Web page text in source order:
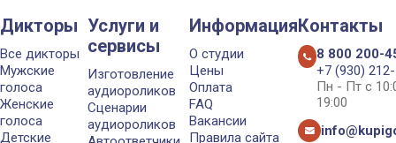
Дикторы
Все дикторы
Мужские
голоса
Женские
голоса
Детские
Услуги и
сервисы
Изготовление
аудиороликов
Сценарии
аудиороликов
Информация
О студии
Цены
Оплата
FAQ
Вакансии
Правила сайта
Контакты
8 800 200-
+7 (930)
Пн - Пт с
19:00